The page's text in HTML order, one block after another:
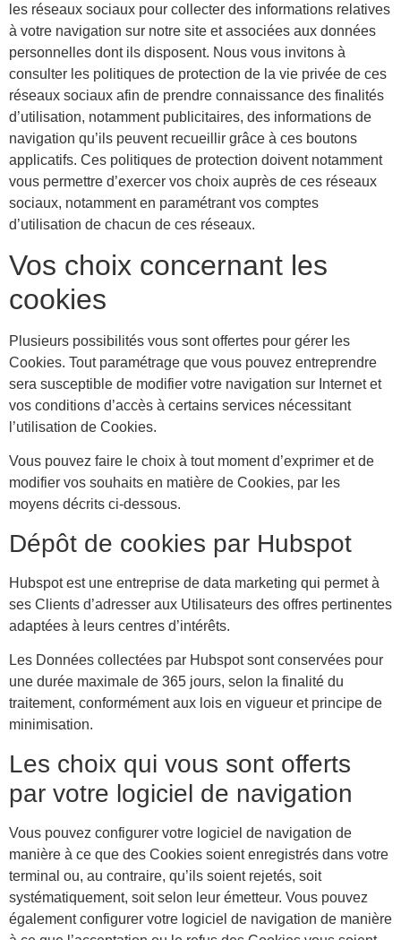
les réseaux sociaux pour collecter des informations relatives
à votre navigation sur notre site et associées aux données
personnelles dont ils disposent. Nous vous invitons à
consulter les politiques de protection de la vie privée de ces
réseaux sociaux afin de prendre connaissance des finalités
d’utilisation, notamment publicitaires, des informations de
navigation qu’ils peuvent recueillir grâce à ces boutons
applicatifs. Ces politiques de protection doivent notamment
vous permettre d’exercer vos choix auprès de ces réseaux
sociaux, notamment en paramétrant vos comptes
d’utilisation de chacun de ces réseaux.
Vos choix concernant les
cookies
Plusieurs possibilités vous sont offertes pour gérer les
Cookies. Tout paramétrage que vous pouvez entreprendre
sera susceptible de modifier votre navigation sur Internet et
vos conditions d’accès à certains services nécessitant
l’utilisation de Cookies.
Vous pouvez faire le choix à tout moment d’exprimer et de
modifier vos souhaits en matière de Cookies, par les
moyens décrits ci-dessous.
Dépôt de cookies par Hubspot
Hubspot est une entreprise de data marketing qui permet à
ses Clients d’adresser aux Utilisateurs des offres pertinentes
adaptées à leurs centres d’intérêts.
Les Données collectées par Hubspot sont conservées pour
une durée maximale de 365 jours, selon la finalité du
traitement, conformément aux lois en vigueur et principe de
minimisation.
Les choix qui vous sont offerts
par votre logiciel de navigation
Vous pouvez configurer votre logiciel de navigation de
manière à ce que des Cookies soient enregistrés dans votre
terminal ou, au contraire, qu’ils soient rejetés, soit
systématiquement, soit selon leur émetteur. Vous pouvez
également configurer votre logiciel de navigation de manière